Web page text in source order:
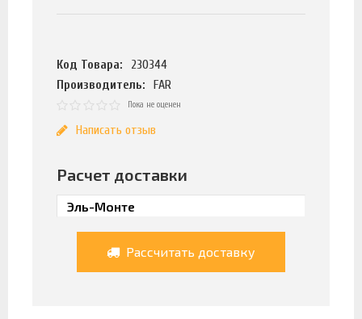
Код Товара:
230344
Производитель:
FAR
Пока не оценен
Написать отзыв
Расчет доставки
Рассчитать доставку